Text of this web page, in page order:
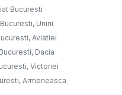
Bucuresti
Unirii
Aviatiei
Dacia
Victoriei
Armeneasca